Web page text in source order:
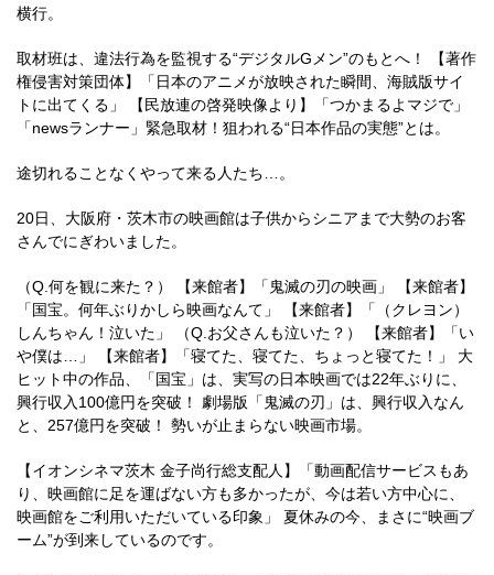
横行。
取材班は、違法行為を監視する“デジタルGメン”のもとへ！ 【著作
権侵害対策団体】「日本のアニメが放映された瞬間、海賊版サイ
トに出てくる」 【民放連の啓発映像より】「つかまるよマジで」
「newsランナー」緊急取材！狙われる“日本作品の実態”とは。
途切れることなくやって来る人たち…。
20日、大阪府・茨木市の映画館は子供からシニアまで大勢のお客
さんでにぎわいました。
（Q.何を観に来た？） 【来館者】「鬼滅の刃の映画」 【来館者】
「国宝。何年ぶりかしら映画なんて」 【来館者】「（クレヨン）
しんちゃん！泣いた」 （Q.お父さんも泣いた？） 【来館者】「い
や僕は…」 【来館者】「寝てた、寝てた、ちょっと寝てた！」 大
ヒット中の作品、「国宝」は、実写の日本映画では22年ぶりに、
興行収入100億円を突破！ 劇場版「鬼滅の刃」は、興行収入なん
と、257億円を突破！ 勢いが止まらない映画市場。
【イオンシネマ茨木 金子尚行総支配人】「動画配信サービスもあ
り、映画館に足を運ばない方も多かったが、今は若い方中心に、
映画館をご利用いただいている印象」 夏休みの今、まさに“映画ブ
ーム”が到来しているのです。